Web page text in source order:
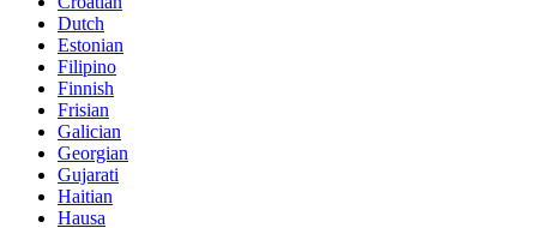
Dutch
Estonian
Filipino
Finnish
Frisian
Galician
Georgian
Gujarati
Haitian
Hausa